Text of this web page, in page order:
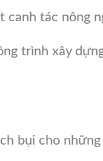
canh tác nông
trình xây
bụi cho